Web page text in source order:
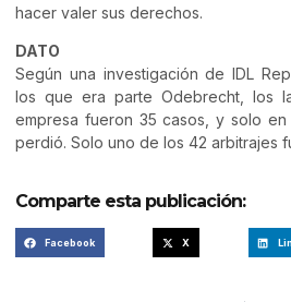
hacer valer sus derechos.
DATO
Según una investigación de IDL
los que era parte Odebrecht, los
empresa fueron 35 casos, y solo en
perdió. Solo uno de los 42 arbitrajes
Comparte esta publicación:
Facebook X